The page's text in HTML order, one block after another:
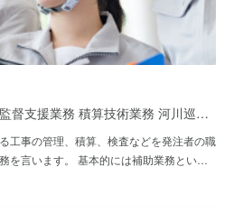
督支援業務 積算技術業務 河川巡…
工事の管理、積算、検査などを発注者の職
を言います。 基本的には補助業務とい…